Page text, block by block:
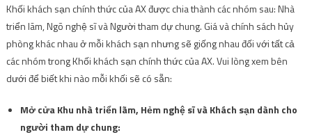
Khối khách sạn chính thức của AX được chia thành các nhóm sau: Nhà
triển lãm, Ngõ nghệ sĩ và Người tham dự chung. Giá và chính sách hủy
phòng khác nhau ở mỗi khách sạn nhưng sẽ giống nhau đối với tất cả
các nhóm trong Khối khách sạn chính thức của AX. Vui lòng xem bên
dưới để biết khi nào mỗi khối sẽ có sẵn:
Mở cửa Khu nhà triển lãm, Hẻm nghệ sĩ và Khách sạn dành cho
người tham dự chung: